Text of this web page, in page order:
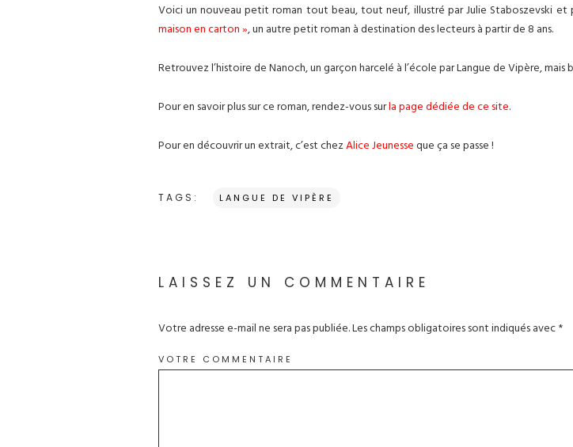
Voici un nouveau petit roman tout beau, tout neuf, illustré par Julie Staboszevski et
maison en carton », un autre petit roman à destination des lecteurs à partir de 8 ans.
Retrouvez l’histoire de Nanoch, un garçon harcelé à l’école par Langue de Vipère, mais
Pour en savoir plus sur ce roman, rendez-vous surla page dédiée de ce site.
Pour en découvrir un extrait, c’est chezAlice Jeunesseque ça se passe !
TAGS: LANGUE DE VIPÈRE
LAISSEZ UN COMMENTAIRE
Votre adresse e-mail ne sera pas publiée.Les champs obligatoires sont indiqués avec*
VOTRE COMMENTAIRE